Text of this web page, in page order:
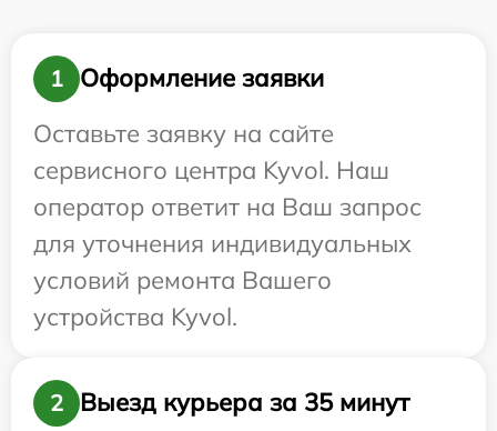
1
Оформление заявки
Оставьте заявку на сайте
сервисного центра Kyvol. Наш
оператор ответит на Ваш запрос
для уточнения индивидуальных
условий ремонта Вашего
устройства Kyvol.
2
Выезд курьера за 35 минут